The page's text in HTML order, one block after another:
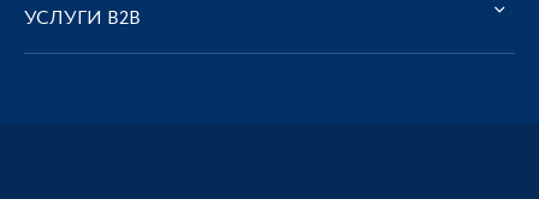
УСЛУГИ В2В